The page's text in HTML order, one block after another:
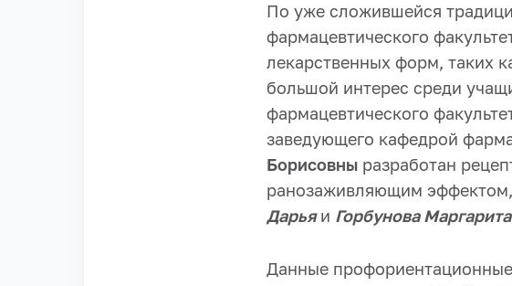
По уже сложившейся
фармацевтического
лекарственных форм, таких
большой интерес среди
фармацевтического
заведующего кафедрой
Борисовны разработан
ранозаживляющим
Дарьяи Горбунова Маргарита
Данные